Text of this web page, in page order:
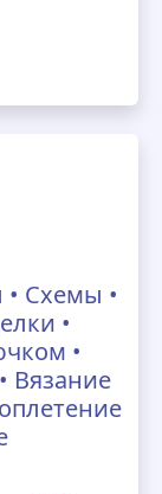
Схемы •
•
•
Вязание